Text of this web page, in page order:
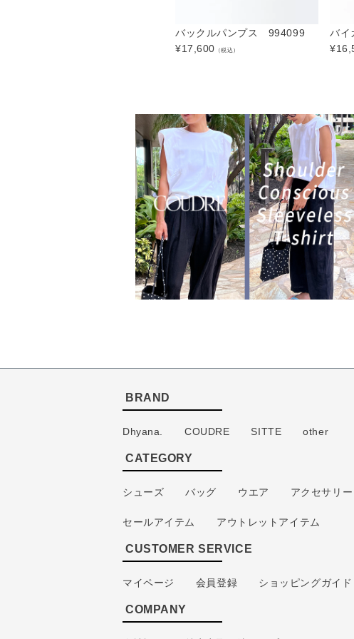
バックルパンプス 994099
¥17,600 （税込）
バイ
¥
BRAND
Dhyana. COUDRE SITTE other
CATEGORY
シューズ バッグ ウエア アクセサリー
セールアイテム アウトレットアイテム
CUSTOMER SERVICE
マイページ 会員登録 ショッピングガイド
COMPANY